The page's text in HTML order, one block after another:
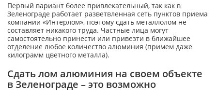
Первый вариант более привлекательный, так как в
Зеленограде работает разветвленная сеть пунктов приема
компании «Интерлом», поэтому сдать металлолом не
составляет никакого труда. Частные лица могут
самостоятельно принести или привезти в ближайшее
отделение любое количество алюминия (примем даже
килограмм цветного металла).
Сдать лом алюминия на своем объекте
в Зеленограде – это возможно